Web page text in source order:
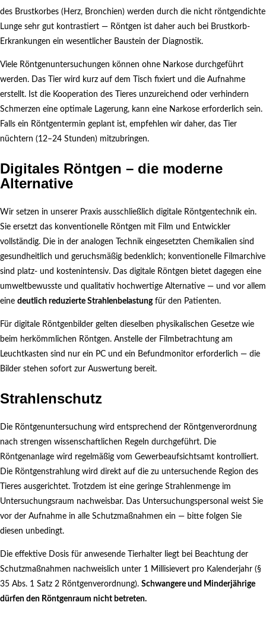
des Brustkorbes (Herz, Bronchien) werden durch die nicht röntgendichte
Lunge sehr gut kontrastiert — Röntgen ist daher auch bei Brustkorb-
Erkrankungen ein wesentlicher Baustein der Diagnostik.
Viele Röntgenuntersuchungen können ohne Narkose durchgeführt
werden. Das Tier wird kurz auf dem Tisch fixiert und die Aufnahme
erstellt. Ist die Kooperation des Tieres unzureichend oder verhindern
Schmerzen eine optimale Lagerung, kann eine Narkose erforderlich sein.
Falls ein Röntgentermin geplant ist, empfehlen wir daher, das Tier
nüchtern (12–24 Stunden) mitzubringen.
Digitales Röntgen – die moderne
Alternative
Wir setzen in unserer Praxis ausschließlich digitale Röntgentechnik ein.
Sie ersetzt das konventionelle Röntgen mit Film und Entwickler
vollständig. Die in der analogen Technik eingesetzten Chemikalien sind
gesundheitlich und geruchsmäßig bedenklich; konventionelle Filmarchive
sind platz- und kostenintensiv. Das digitale Röntgen bietet dagegen eine
umweltbewusste und qualitativ hochwertige Alternative — und vor allem
eine deutlich reduzierte Strahlenbelastungfür den Patienten.
Für digitale Röntgenbilder gelten dieselben physikalischen Gesetze wie
beim herkömmlichen Röntgen. Anstelle der Filmbetrachtung am
Leuchtkasten sind nur ein PC und ein Befundmonitor erforderlich — die
Bilder stehen sofort zur Auswertung bereit.
Strahlenschutz
Die Röntgenuntersuchung wird entsprechend der Röntgenverordnung
nach strengen wissenschaftlichen Regeln durchgeführt. Die
Röntgenanlage wird regelmäßig vom Gewerbeaufsichtsamt kontrolliert.
Die Röntgenstrahlung wird direkt auf die zu untersuchende Region des
Tieres ausgerichtet. Trotzdem ist eine geringe Strahlenmenge im
Untersuchungsraum nachweisbar. Das Untersuchungspersonal weist Sie
vor der Aufnahme in alle Schutzmaßnahmen ein — bitte folgen Sie
diesen unbedingt.
Die effektive Dosis für anwesende Tierhalter liegt bei Beachtung der
Schutzmaßnahmen nachweislich unter 1 Millisievert pro Kalenderjahr (§
35 Abs. 1 Satz 2 Röntgenverordnung). Schwangere und Minderjährige
dürfen den Röntgenraum nicht betreten.